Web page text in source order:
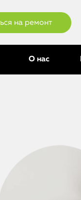
на ремонт
О нас